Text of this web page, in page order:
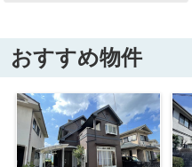
おすすめ物件